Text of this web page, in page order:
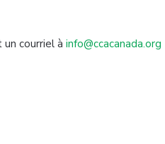
courriel à info@ccacanada.org